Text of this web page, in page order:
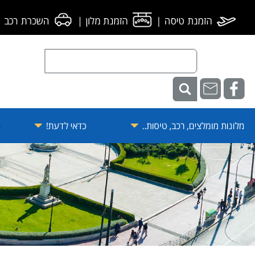
הזמנת טיסה | הזמנת מלון | השכרת רכב
מלונות מומלצים, רכב, טיסות.. כדאי לדעת!